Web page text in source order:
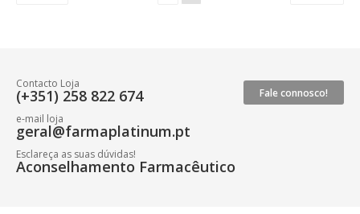
Fale connosco!
Contacto Loja
(+351) 258 822 674
e-mail loja
geral@farmaplatinum.pt
Esclareça as suas dúvidas!
Aconselhamento Farmacêutico